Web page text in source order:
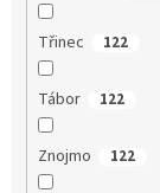
Třinec 122
Tábor 122
Znojmo 122